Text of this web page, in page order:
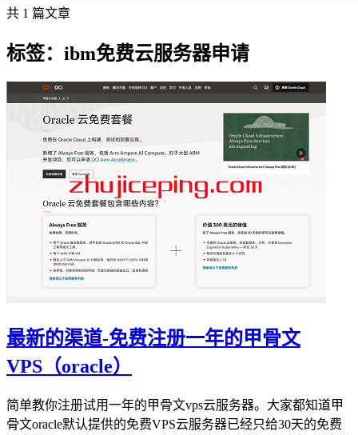
共 1 篇文章
标签：ibm免费云服务器申请
最新的渠道-免费注册一年的甲骨文
VPS（oracle）
简单教你注册试用一年的甲骨文vps云服务器。大家都知道甲
骨文oracle默认提供的免费VPS云服务器已经只给30天的免费